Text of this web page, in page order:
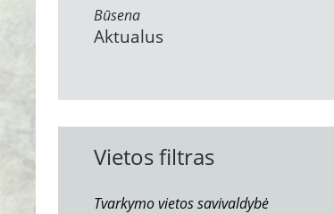
Būsena
Aktualus
Vietos filtras
Tvarkymo vietos savivaldybė